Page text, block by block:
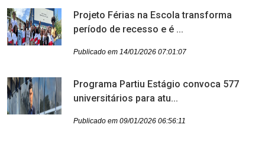
Projeto Férias na Escola transforma
período de recesso e é ...
Publicado em 14/01/2026 07:01:07
Programa Partiu Estágio convoca 577
universitários para atu...
Publicado em 09/01/2026 06:56:11